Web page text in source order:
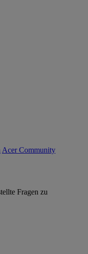
Acer Community
Fragen zu